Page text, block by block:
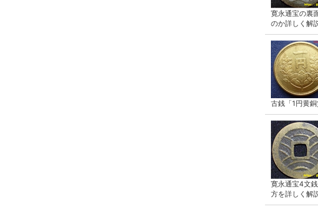
寛永通宝の裏
のか詳しく解
古銭「1円黄
寛永通宝4文
方を詳しく解